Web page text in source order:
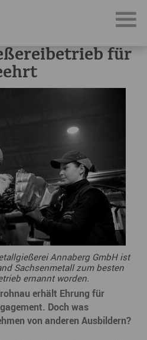
aus dem Erzgebirge
für
Annaberg GmbH ist
Sachsenmetall zum besten
ernannt worden.
erhält Ehrung für
Doch was
von anderen Ausbildern?